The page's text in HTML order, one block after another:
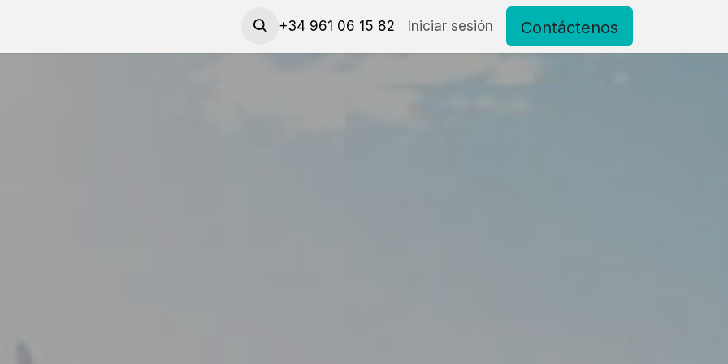
Solicita una cita Contacto
+34 961 06 15 82 Iniciar sesión Contáctenos